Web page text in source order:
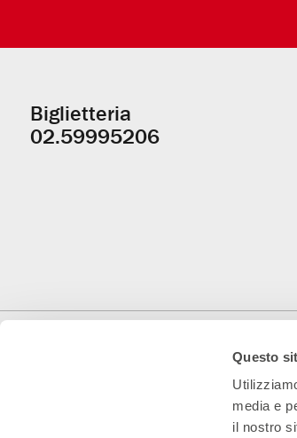
Questo
media e
il nostro
Informazioni
utili
Biglietteria
02.59995206
Con il sostegno di